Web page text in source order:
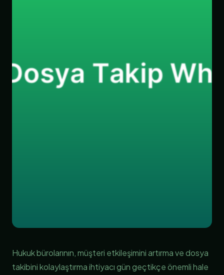
Hukuk bürolarının, müşteri etkileşimini artırma ve dosya
takibini kolaylaştırma ihtiyacı gün geçtikçe önemli hale